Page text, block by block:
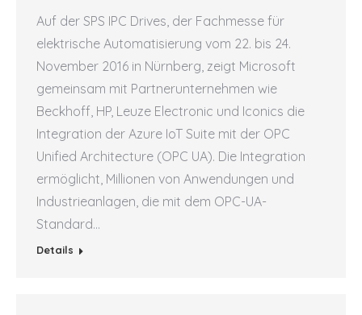
Auf der SPS IPC Drives, der Fachmesse für
elektrische Automatisierung vom 22. bis 24.
November 2016 in Nürnberg, zeigt Microsoft
gemeinsam mit Partnerunternehmen wie
Beckhoff, HP, Leuze Electronic und Iconics die
Integration der Azure IoT Suite mit der OPC
Unified Architecture (OPC UA). Die Integration
ermöglicht, Millionen von Anwendungen und
Industrieanlagen, die mit dem OPC-UA-
Standard…
Details